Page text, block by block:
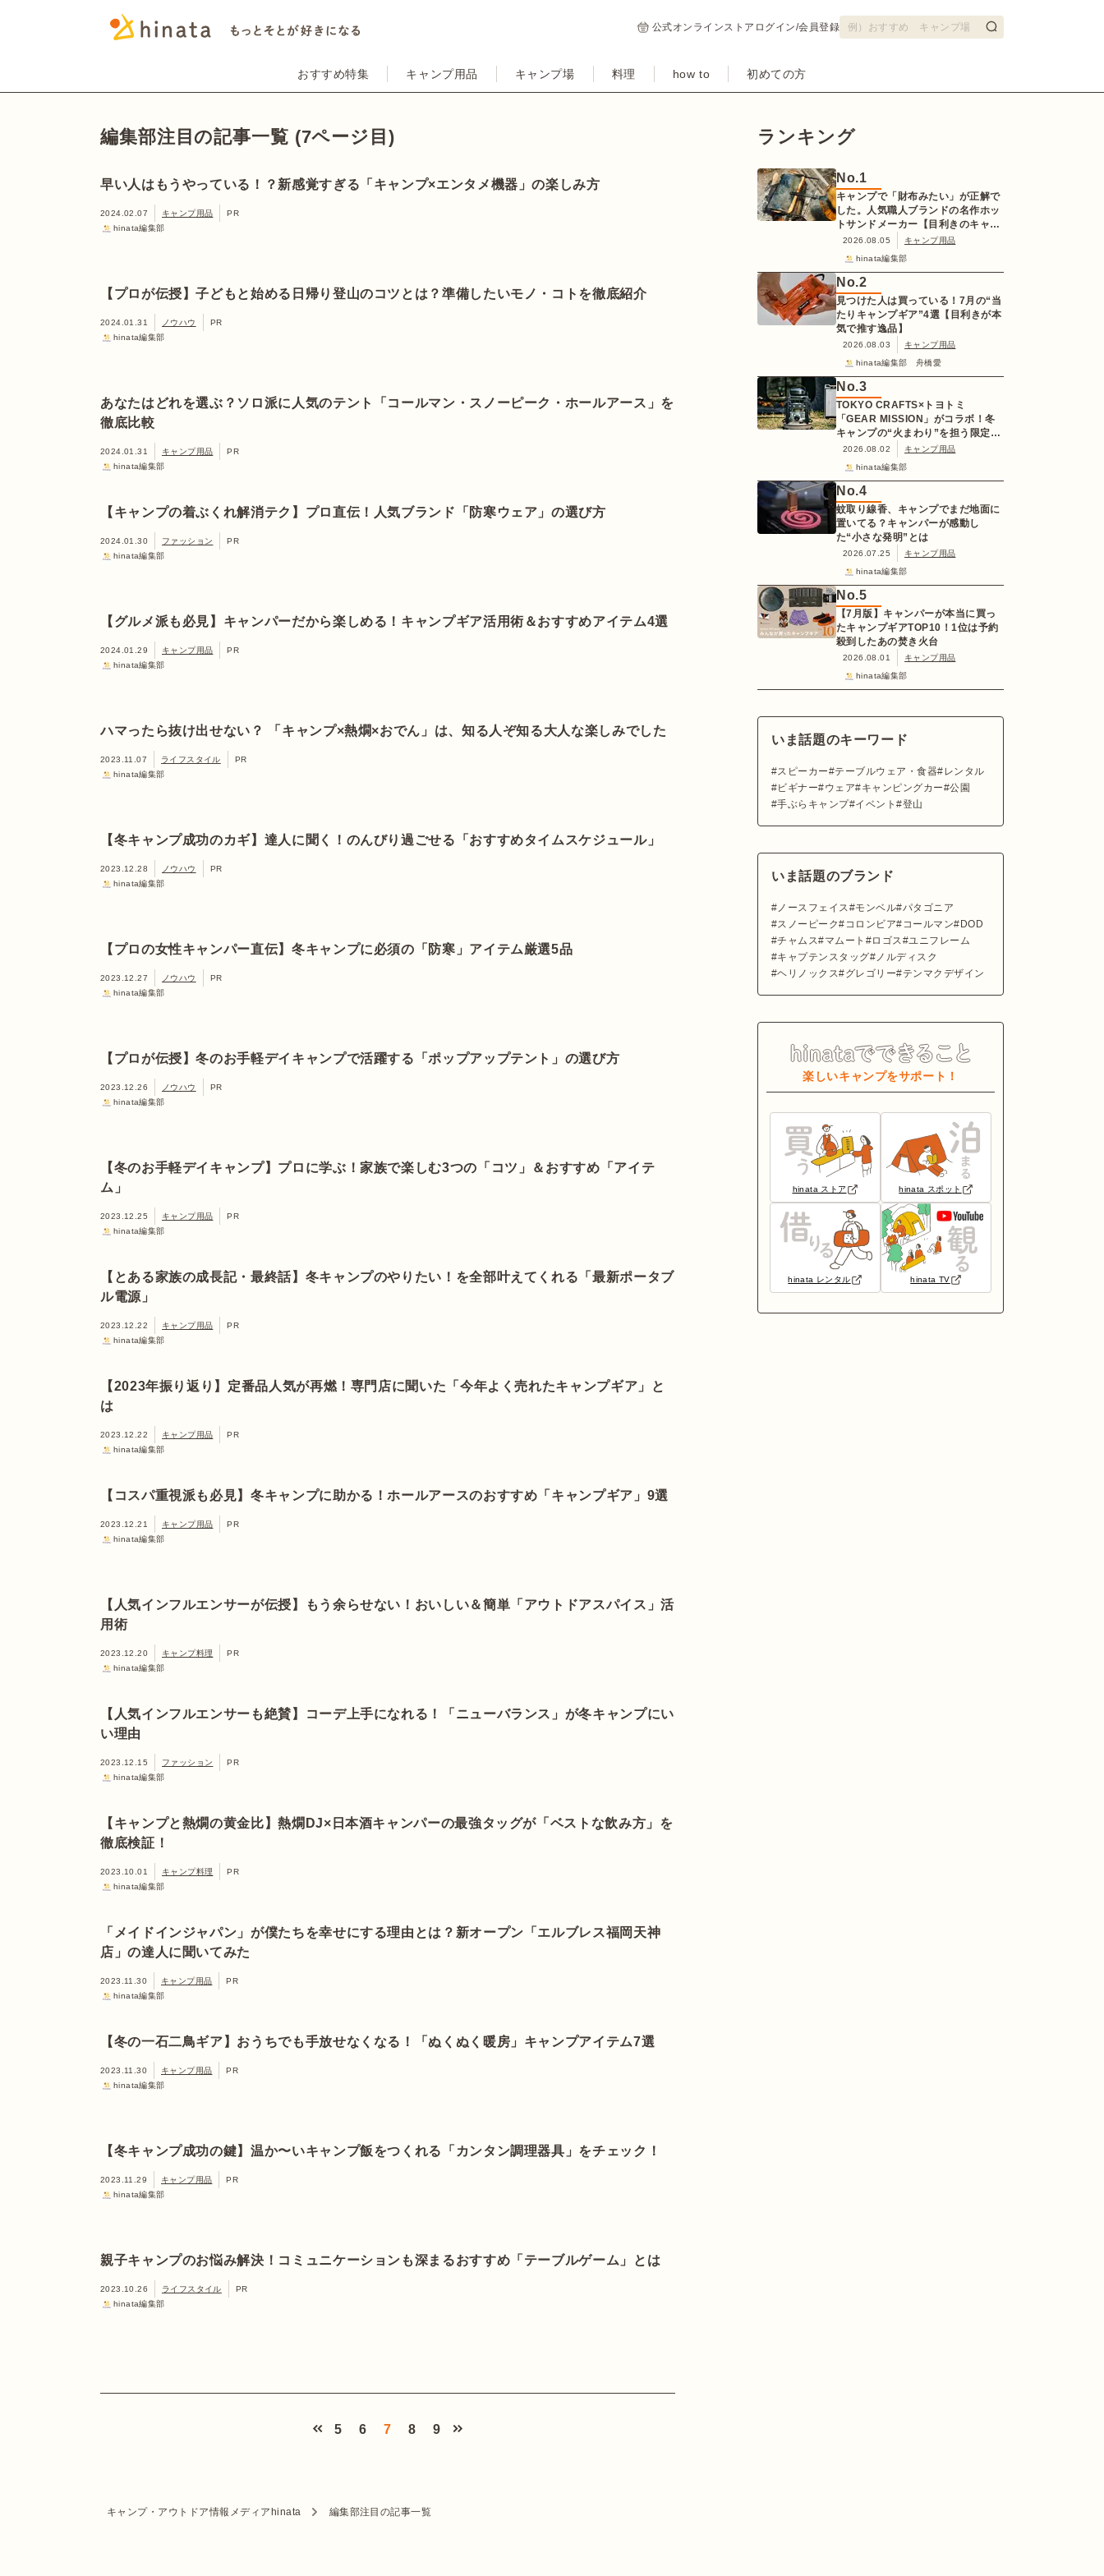
公式オンラインストア ログイン/会員登録
おすすめ特集 キャンプ用品 キャンプ場 料理 how to 初めての方
編集部注目の記事一覧 (7ページ目)
早い人はもうやっている！？新感覚すぎる「キャンプ×エンタメ機器」の楽しみ方
2024.02.07 キャンプ用品
PR
hinata編集部
【プロが伝授】子どもと始める日帰り登山のコツとは？準備したいモノ・コトを徹底紹介
2024.01.31 ノウハウ
PR
hinata編集部
あなたはどれを選ぶ？ソロ派に人気のテント「コールマン・スノーピーク・ホールアース」を
徹底比較
2024.01.31 キャンプ用品
PR
hinata編集部
【キャンプの着ぶくれ解消テク】プロ直伝！人気ブランド「防寒ウェア」の選び方
2024.01.30 ファッション
PR
hinata編集部
【グルメ派も必見】キャンパーだから楽しめる！キャンプギア活用術＆おすすめアイテム4選
2024.01.29 キャンプ用品
PR
hinata編集部
ハマったら抜け出せない？ 「キャンプ×熱燗×おでん」は、知る人ぞ知る大人な楽しみでした
2023.11.07 ライフスタイル
PR
hinata編集部
【冬キャンプ成功のカギ】達人に聞く！のんびり過ごせる「おすすめタイムスケジュール」
2023.12.28 ノウハウ
PR
hinata編集部
【プロの女性キャンパー直伝】冬キャンプに必須の「防寒」アイテム厳選5品
2023.12.27 ノウハウ
PR
hinata編集部
【プロが伝授】冬のお手軽デイキャンプで活躍する「ポップアップテント」の選び方
2023.12.26 ノウハウ
PR
hinata編集部
【冬のお手軽デイキャンプ】プロに学ぶ！家族で楽しむ3つの「コツ」＆おすすめ「アイテ
ム」
2023.12.25 キャンプ用品
PR
hinata編集部
【とある家族の成長記・最終話】冬キャンプのやりたい！を全部叶えてくれる「最新ポータブ
ル電源」
2023.12.22 キャンプ用品
PR
hinata編集部
【2023年振り返り】定番品人気が再燃！専門店に聞いた「今年よく売れたキャンプギア」と
は
2023.12.22 キャンプ用品
PR
hinata編集部
【コスパ重視派も必見】冬キャンプに助かる！ホールアースのおすすめ「キャンプギア」9選
2023.12.21 キャンプ用品
PR
hinata編集部
【人気インフルエンサーが伝授】もう余らせない！おいしい＆簡単「アウトドアスパイス」活
用術
2023.12.20 キャンプ料理
PR
hinata編集部
【人気インフルエンサーも絶賛】コーデ上手になれる！「ニューバランス」が冬キャンプにい
い理由
2023.12.15 ファッション
PR
hinata編集部
【キャンプと熱燗の黄金比】熱燗DJ×日本酒キャンパーの最強タッグが「ベストな飲み方」を
徹底検証！
2023.10.01 キャンプ料理
PR
hinata編集部
「メイドインジャパン」が僕たちを幸せにする理由とは？新オープン「エルブレス福岡天神
店」の達人に聞いてみた
2023.11.30 キャンプ用品
PR
hinata編集部
【冬の一石二鳥ギア】おうちでも手放せなくなる！「ぬくぬく暖房」キャンプアイテム7選
2023.11.30 キャンプ用品
PR
hinata編集部
【冬キャンプ成功の鍵】温か〜いキャンプ飯をつくれる「カンタン調理器具」をチェック！
2023.11.29 キャンプ用品
PR
hinata編集部
親子キャンプのお悩み解決！コミュニケーションも深まるおすすめ「テーブルゲーム」とは
2023.10.26 ライフスタイル
PR
hinata編集部
5 6 7 8 9
ランキング
No.1
キャンプで「財布みたい」が正解で
した。人気職人ブランドの名作ホッ
トサンドメーカー【目利きのキャン
プギア】
2026.08.05
キャンプ用品
hinata編集部
No.2
見つけた人は買っている！7月の“当
たりキャンプギア”4選【目利きが本
気で推す逸品】
2026.08.03
キャンプ用品
hinata編集部 舟橋愛
No.3
TOKYO CRAFTS×トヨトミ
「GEAR MISSION」がコラボ！冬
キャンプの“火まわり”を担う限定
K3クッキングストーブが登場
2026.08.02
キャンプ用品
hinata編集部
No.4
蚊取り線香、キャンプでまだ地面に
置いてる？キャンパーが感動し
た“小さな発明”とは
2026.07.25
キャンプ用品
hinata編集部
No.5
【7月版】キャンパーが本当に買っ
たキャンプギアTOP10！1位は予約
殺到したあの焚き火台
2026.08.01
キャンプ用品
hinata編集部
いま話題のキーワード
スピーカー テーブルウェア・食器
レンタル
ビギナー
ウェア キャンピングカー
公園
手ぶらキャンプ イベント 登山
いま話題のブランド
ノースフェイス モンベル パタゴニア
スノーピーク
コロンビア コールマン
DOD
チャムス
マムート ロゴス
ユニフレーム
キャプテンスタッグ
ノルディスク
ヘリノックス
グレゴリー テンマクデザイン
楽しいキャンプをサポート！
hinata ストア hinata スポット
hinata レンタル hinata TV
キャンプ・アウトドア情報メディアhinata 編集部注目の記事一覧